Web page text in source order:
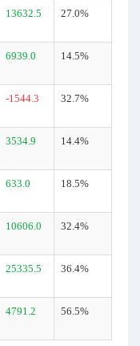
13632.5 27.0%
6939.0 14.5%
-1544.3 32.7%
3534.9 14.4%
633.0 18.5%
10606.0 32.4%
25335.5 36.4%
4791.2 56.5%